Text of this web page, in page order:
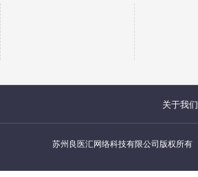
关于我们
苏州良医汇网络科技有限公司版权所有